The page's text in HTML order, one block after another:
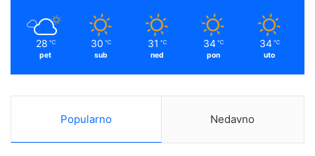
28 ℃
pet
30 ℃
sub
31 ℃
ned
34 ℃
pon
34 ℃
uto
Popularno Nedavno